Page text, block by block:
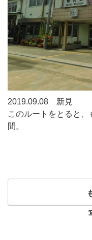
2019.09.08 新見
このルートをとると
間。